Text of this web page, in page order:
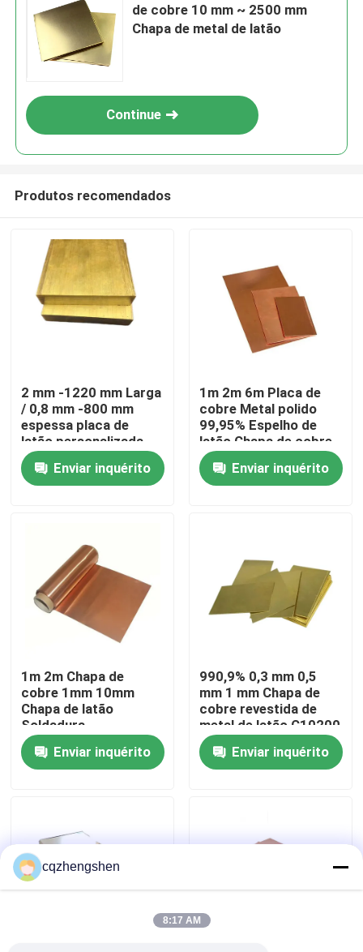
Casa
Vídeos
Quem Somos
Fábrica
Controle de Qualidade
notícias
Pedir um orçamento
de cobre 10 mm ~ 2500 mm
Chapa de metal de latão
Continue
Produtos recomendados
2 mm -1220 mm Larga
/ 0,8 mm -800 mm
espessa placa de
latão personalizada
Enviar inquérito
1m 2m 6m Placa de
cobre Metal polido
99,95% Espelho de
latão Chapa de cobre
polida
Enviar inquérito
1m 2m Chapa de
cobre 1mm 10mm
Chapa de latão
Soldadura
Descolagem
Enviar inquérito
990,9% 0,3 mm 0,5
mm 1 mm Chapa de
cobre revestida de
metal de latão C10200
Chapa de cobre
Enviar inquérito
cqzhengshen
8:17 AM